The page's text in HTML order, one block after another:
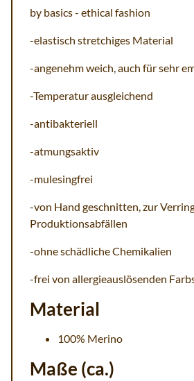
by basics - ethical fashion
-elastisch stretchiges Material
-angenehm weich, auch für sehr
-Temperatur ausgleichend
-antibakteriell
-atmungsaktiv
-mulesingfrei
-von Hand geschnitten, zur
Produktionsabfällen
-ohne schädliche Chemikalien
-frei von allergieauslösenden
Material
100% Merino
Maße (ca.)